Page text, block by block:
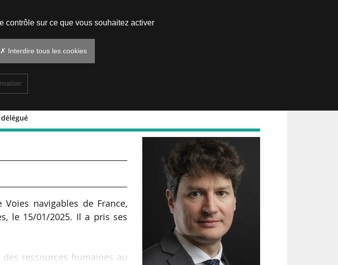
directeur général
navigables de France,
le 15/01/2025. Il a pris ses
ressources humaines au
contrôle sur ce que vous souhaitez activer
✗ Interdire tous les cookies